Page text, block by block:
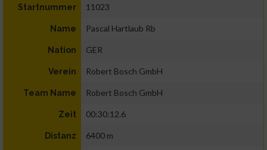
Startnummer 11023
Name Pascal Hartlaub Rb
Nation GER
Verein Robert Bosch GmbH
Team Name Robert Bosch GmbH
Zeit 00:30:12.6
Distanz 6400 m